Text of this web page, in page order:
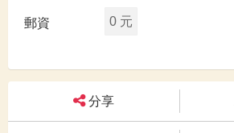
郵資 0 元
分享